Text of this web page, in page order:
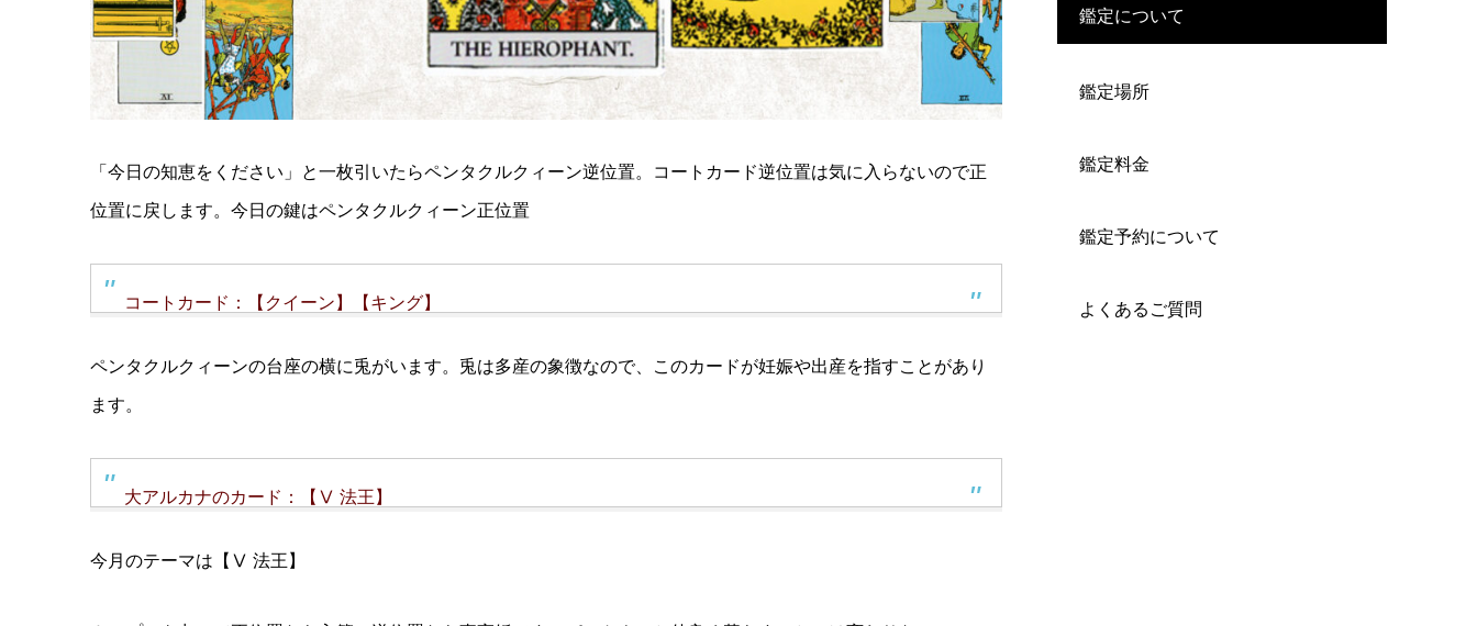
「今日の知恵をください」と一枚引いたらペンタクルクィーン逆位置。コートカード逆位置は気に入らないので正
位置に戻します。今日の鍵はペンタクルクィーン正位置
コートカード：【クイーン】【キング】
ペンタクルクィーンの台座の横に兎がいます。兎は多産の象徴なので、このカードが妊娠や出産を指すことがあり
ます。
大アルカナのカード：【Ⅴ 法王】
今月のテーマは【Ⅴ 法王】
鑑定について
鑑定場所
鑑定料金
鑑定予約について
よくあるご質問